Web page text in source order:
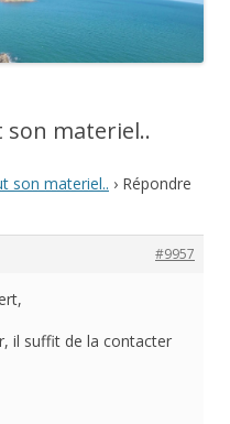
son materiel..
son materiel.. › Répondre
#9957
il suffit de la contacter